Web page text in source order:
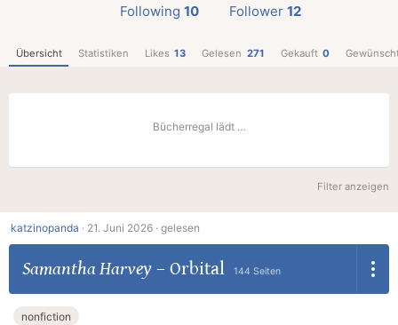
Following 10 Follower 12
Übersicht Statistiken Likes 13 Gelesen 271 Gekauft 0
Bücherregal lädt …
Filter anzeigen
katzinopanda · 21. Juni 2026 · gelesen
Samantha Harvey– Orbital 144 Seiten
nonfiction